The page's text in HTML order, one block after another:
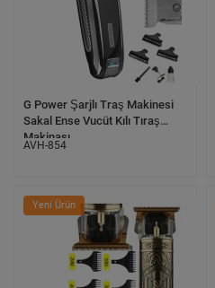
G Power Şarjlı Traş Makinesi
Sakal Ense Vucüt Kılı Tıraş
Makinası
AVH-854
Yeni Ürün